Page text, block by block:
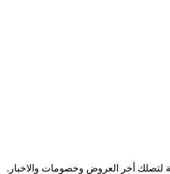
لتصلك أخر العروض وخصومات والاخبار.